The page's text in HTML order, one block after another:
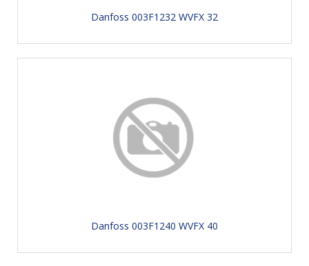
Danfoss 003F1232 WVFX 32
Danfoss 003F1240 WVFX 40